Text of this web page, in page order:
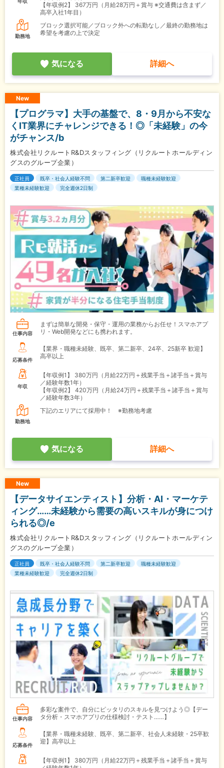
【年収例2】
367万円（月給28万円＋賞与 ※交通費は含まず／
高卒入社1年目）
勤務地
ブロック選択可能／ブロック外への転勤なし／最終の勤務地は
希望を考慮の上で決定
気になる 詳細へ
New
【プログラマ】大手の基盤で、8・9月から不安な
くIT業界にチャレンジできる！◎「未経験」の今
がチャンス/b
株式会社リクルートR&Dスタッフィング（リクルートホールディン
グスのグループ企業）
正社員 既卒・社会人経験不問 第二新卒歓迎
職種未経験歓迎
業種未経験歓迎
完全週休2日制
仕事内容
まずは簡単な開発・保守・運用の業務からお任せ！スマホアプ
リ・Web開発などにも携われます。
応募条件
【業界・職種未経験、既卒、第二新卒、24卒、25新卒 歓迎】
高卒以上
年収
【年収例1】
380万円（月給22万円＋残業手当＋諸手当＋賞与
／経験年数1年）
【年収例2】
420万円（月給24万円＋残業手当＋諸手当＋賞与
／経験年数3年）
勤務地
下記のエリアにて採用中！ ※勤務地考慮
気になる 詳細へ
New
【データサイエンティスト】分析・AI・マーケテ
ィング……未経験から需要の高いスキルが身につけ
られる◎/e
株式会社リクルートR&Dスタッフィング（リクルートホールディン
グスのグループ企業）
正社員 既卒・社会人経験不問 第二新卒歓迎
職種未経験歓迎
業種未経験歓迎
完全週休2日制
仕事内容
多彩な案件で、自分にピッタリのスキルを見つけよう◎【デー
タ分析・スマホアプリの仕様検討・テスト……】
応募条件
【業界・職種未経験、既卒、第二新卒、社会人未経験・25卒歓
迎】高卒以上
【年収例1】
380万円（月給22万円＋残業手当＋諸手当＋賞与